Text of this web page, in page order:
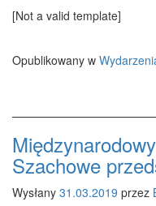
[Not a valid template]
Opublikowany w
Szachowe
Wysłany 31.03.2019 przez